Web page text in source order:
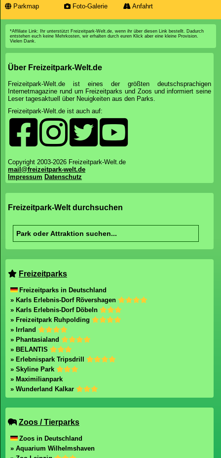
Parkmap Foto-Galerie Anfahrt
*Affiliate Link: Ihr unterstützt Freizeitpark-Welt.de, wenn ihr über diesen Link bestellt. Dadurch
entstehen euch keine Mehrkosten, wir erhalten durch euren Klick aber eine kleine Provision.
Vielen Dank.
Über Freizeitpark-Welt.de
Freizeitpark-Welt.de ist eines der größten deutschsprachigen
Internetmagazine rund um Freizeitparks und Zoos und informiert seine
Leser tagesaktuell über Neuigkeiten aus den Parks.
Freizeitpark-Welt.de ist auch auf:
Copyright 2003-2026 Freizeitpark-Welt.de
mail@freizeitpark-welt.de
Impressum Datenschutz
Freizeitpark-Welt durchsuchen
Freizeitparks
Freizeitparks in Deutschland
» Karls Erlebnis-Dorf Rövershagen
» Karls Erlebnis-Dorf Döbeln
» Freizeitpark Ruhpolding
» Irrland
» Phantasialand
» BELANTIS
» Erlebnispark Tripsdrill
» Skyline Park
» Maximilianpark
» Wunderland Kalkar
Zoos / Tierparks
Zoos in Deutschland
» Aquarium Wilhelmshaven